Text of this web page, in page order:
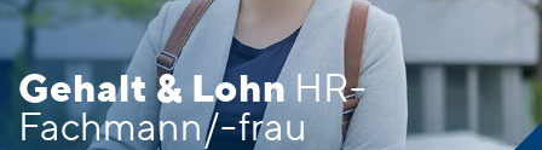
Unterlagen
Anmeldung
Die nächsten Infoveranstaltungen
Jetzt anmelden
Gehalt & Lohn HR-
Fachmann/-frau